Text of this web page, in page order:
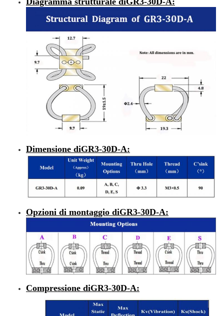
Dimensione diGR3-30D-A:
Opzioni di montaggio diGR3-30D-A:
Compressione diGR3-30D-A: